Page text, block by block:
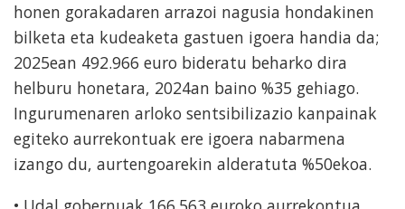
honen gorakadaren arrazoi nagusia hondakinen
bilketa eta kudeaketa gastuen igoera handia da;
2025ean 492.966 euro bideratu beharko dira
helburu honetara, 2024an baino %35 gehiago.
Ingurumenaren arloko sentsibilizazio kanpainak
egiteko aurrekontuak ere igoera nabarmena
izango du, aurtengoarekin alderatuta %50ekoa.